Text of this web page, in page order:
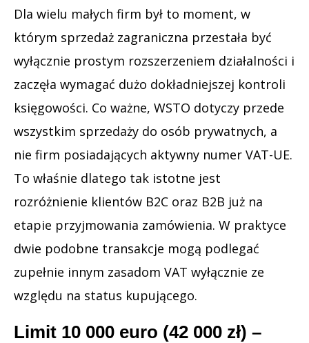
Dla wielu małych firm był to moment, w
którym sprzedaż zagraniczna przestała być
wyłącznie prostym rozszerzeniem działalności i
zaczęła wymagać dużo dokładniejszej kontroli
księgowości. Co ważne, WSTO dotyczy przede
wszystkim sprzedaży do osób prywatnych, a
nie firm posiadających aktywny numer VAT-UE.
To właśnie dlatego tak istotne jest
rozróżnienie klientów B2C oraz B2B już na
etapie przyjmowania zamówienia. W praktyce
dwie podobne transakcje mogą podlegać
zupełnie innym zasadom VAT wyłącznie ze
względu na status kupującego.
Limit 10 000 euro (42 000 zł) –